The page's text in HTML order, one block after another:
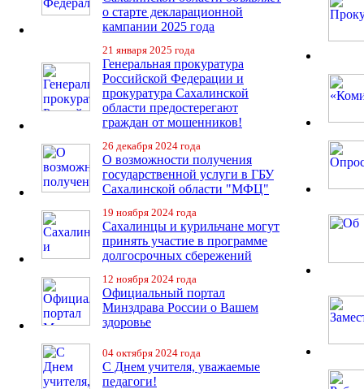
о старте декларационной
кампании 2025 года
21 января 2025 года
Генеральная прокуратура
Российской Федерации и
прокуратура Сахалинской
области предостерегают
граждан от мошенников!
26 декабря 2024 года
О возможности получения
государственной услуги в ГБУ
Сахалинской области "МФЦ"
19 ноября 2024 года
Сахалинцы и курильчане могут
принять участие в программе
долгосрочных сбережений
12 ноября 2024 года
Официальный портал
Минздрава России о Вашем
здоровье
04 октября 2024 года
С Днем учителя, уважаемые
педагоги!